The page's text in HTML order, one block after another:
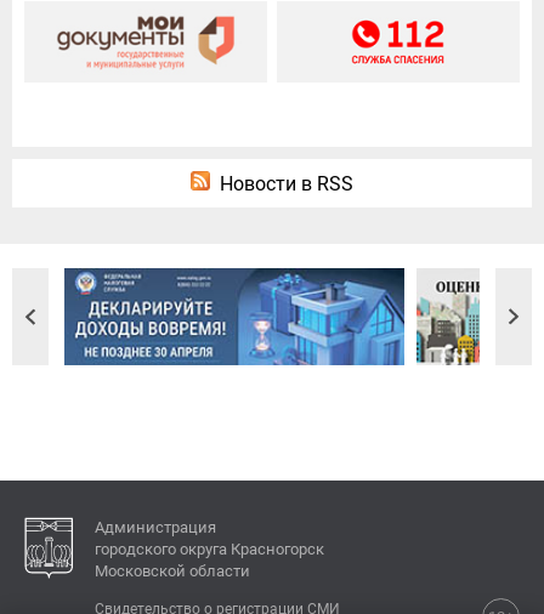
Новости в RSS
Администрация
городского округа Красногорск
Московской области
Свидетельство о регистрации СМИ